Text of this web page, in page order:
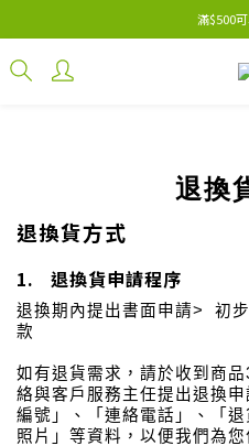
滿$500
退換
退換貨方式
1. 退換貨申請程序
退換期內提出書面申請> 初
款
如有退貨需求，請於收到商品
絡與客戶服務主任提出退換
編號」、「連絡電話」、「
照片」等資料，以便我們為